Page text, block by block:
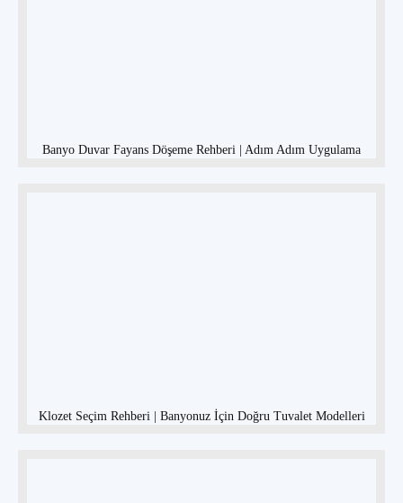
Banyo Duvar Fayans Döşeme Rehberi | Adım Adım Uygulama
Klozet Seçim Rehberi | Banyonuz İçin Doğru Tuvalet Modelleri